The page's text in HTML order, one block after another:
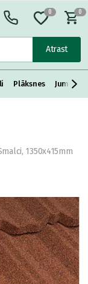
Atrast
0 0
Plāksnes Jumta
1350x415mm